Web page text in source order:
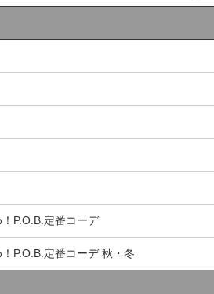
P.O.B.定番コーデ
P.O.B.定番コーデ 秋・冬